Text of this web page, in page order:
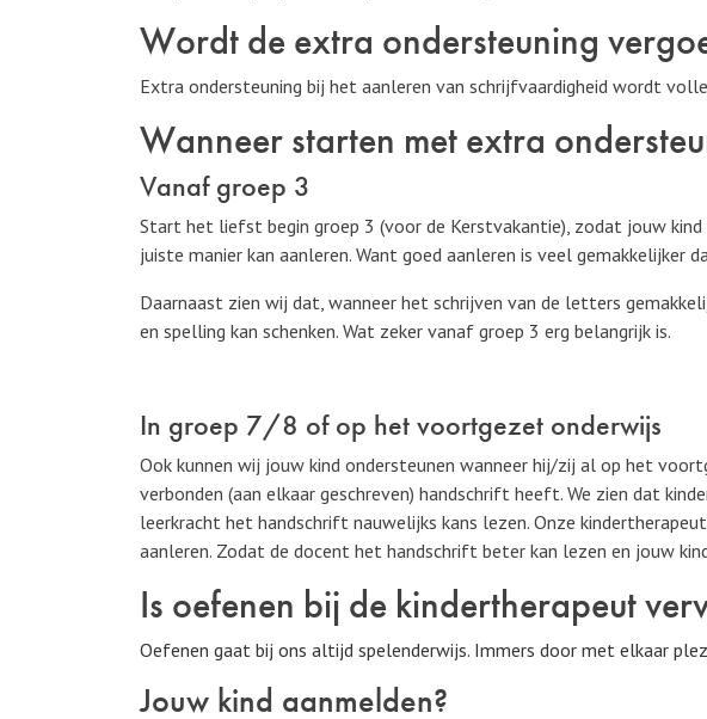
Wordt de extra ondersteuning
Extra ondersteuning bij het aanleren van schrijfvaardigheid wordt
Wanneer starten met extra
Vanaf groep 3
Start het liefst begin groep 3 (voor de Kerstvakantie), zodat jouw kind
juiste manier kan aanleren. Want goed aanleren is veel gemakkelijker
Daarnaast zien wij dat, wanneer het schrijven van de letters
en spelling kan schenken. Wat zeker vanaf groep 3 erg belangrijk is.
In groep 7/8 of op het voortgezet onderwijs
Ook kunnen wij jouw kind ondersteunen wanneer hij/zij al op het
verbonden (aan elkaar geschreven) handschrift heeft. We zien dat
leerkracht het handschrift nauwelijks kans lezen. Onze
aanleren. Zodat de docent het handschrift beter kan lezen en jouw
Is oefenen bij de kindertherapeut
Oefenen gaat bij ons altijd spelenderwijs. Immers door met elkaar
Jouw kind aanmelden?